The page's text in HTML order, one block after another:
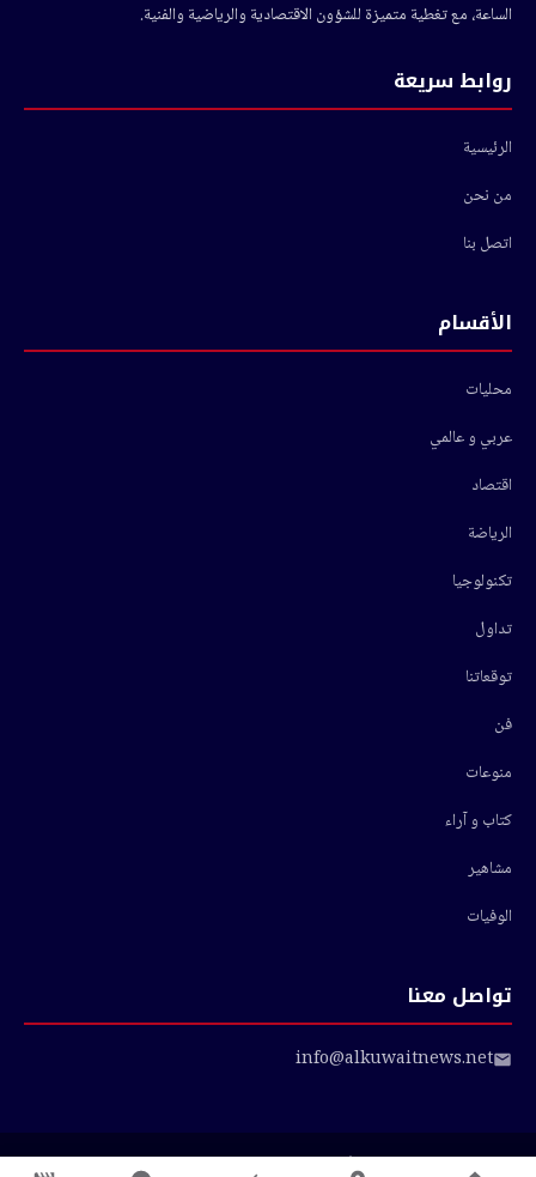
الساعة، مع تغطية متميزة للشؤون الاقتصادية والرياضية والفنية.
روابط سريعة
الرئيسية
من نحن
اتصل بنا
الأقسام
محليات
عربي و عالمي
اقتصاد
الرياضة
تكنولوجيا
تداول
توقعاتنا
فن
منوعات
كتاب و آراء
مشاهير
الوفيات
تواصل معنا
info@alkuwaitnews.net